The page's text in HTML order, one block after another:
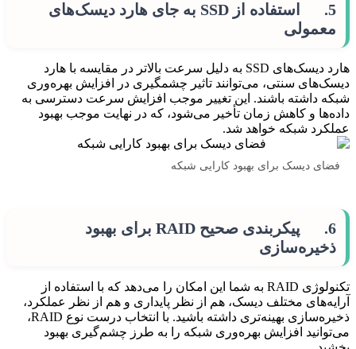
5. استفاده از SSD به جای هارد دیسک‌های
معمولی
هارد دیسک‌های SSD به دلیل سرعت بالاتر در مقایسه با هارد
دیسک‌های سنتی، می‌توانند تاثیر چشمگیری در افزایش بهره‌وری
شبکه داشته باشند. این تغییر موجب افزایش سرعت دسترسی به
داده‌ها و کاهش زمان تأخیر می‌شود، که در نهایت موجب بهبود
عملکرد شبکه خواهد شد.
فضای دیسک برای بهبود کارایی شبکه
6. پیکربندی صحیح RAID برای بهبود
ذخیره‌سازی
تکنولوژی RAID به شما این امکان را می‌دهد که با استفاده از
آرایه‌های مختلف دیسک، هم از نظر پایداری و هم از نظر عملکرد،
ذخیره‌سازی بهینه‌تری داشته باشید. با انتخاب درست نوع RAID،
می‌توانید افزایش بهره‌وری شبکه را به طرز چشم‌گیری بهبود